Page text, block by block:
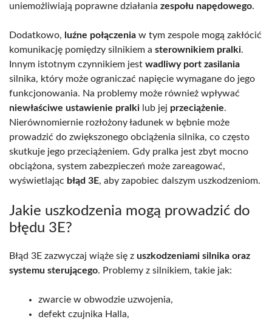
uniemożliwiają poprawne działania zespołu napędowego.
Dodatkowo, luźne połączenia w tym zespole mogą zakłócić
komunikację pomiędzy silnikiem a sterownikiem pralki.
Innym istotnym czynnikiem jest wadliwy port zasilania
silnika, który może ograniczać napięcie wymagane do jego
funkcjonowania. Na problemy może również wpływać
niewłaściwe ustawienie pralki lub jej przeciążenie.
Nierównomiernie rozłożony ładunek w bębnie może
prowadzić do zwiększonego obciążenia silnika, co często
skutkuje jego przeciążeniem. Gdy pralka jest zbyt mocno
obciążona, system zabezpieczeń może zareagować,
wyświetlając błąd 3E, aby zapobiec dalszym uszkodzeniom.
Jakie uszkodzenia mogą prowadzić do
błędu 3E?
Błąd 3E zazwyczaj wiąże się z uszkodzeniami silnika oraz
systemu sterującego. Problemy z silnikiem, takie jak:
zwarcie w obwodzie uzwojenia,
defekt czujnika Halla,